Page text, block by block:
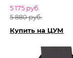
5 175 руб.
5 880 руб.
Купить на ЦУМ